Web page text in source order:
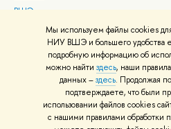
Мы используем файлы cookies
НИУ ВШЭ и большего удобства
подробную информацию об
можно найти здесь, наши
данных –здесь. Продолжая
подтверждаете, что были
использовании файлов cookies
с нашими правилами обработки
ВШЭ для студентов с ограниченными
здоровья и инвалидностью
Версия для слабовидящих
Единая платежная страница
© НИУ ВШЭ 1993–2026 Адреса и
материалов Политика